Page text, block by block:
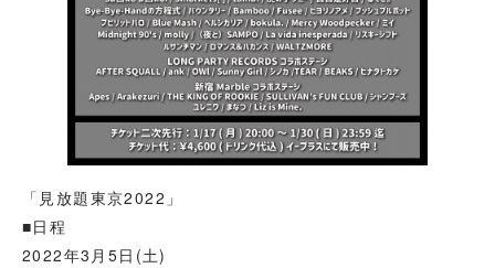
「見放題東京2022」
■日程
2022年3月5日(土)